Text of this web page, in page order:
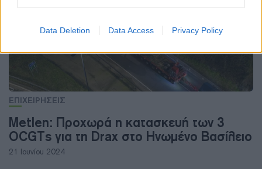
Data Deletion Data Access Privacy Policy
ΕΠΙΧΕΙΡΗΣΕΙΣ
Metlen: Προχωρά η κατασκευή των 3
OCGTs για τη Drax στο Ηνωμένο Βασίλειο
21 Ιουνίου 2024